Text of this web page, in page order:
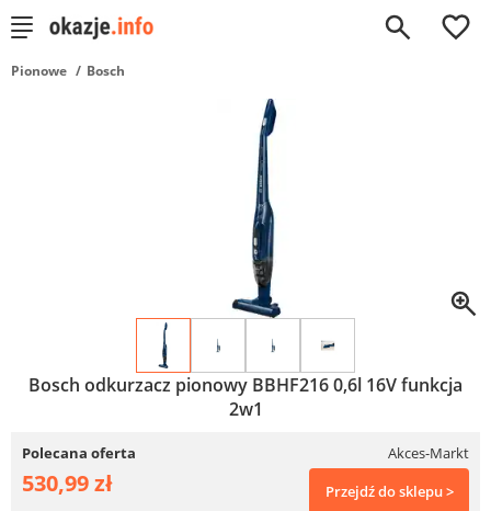
0
Pionowe Bosch
Bosch odkurzacz pionowy BBHF216 0,6l 16V funkcja
2w1
Polecana oferta Akces-Markt
530,99 zł Przejdź do sklepu >